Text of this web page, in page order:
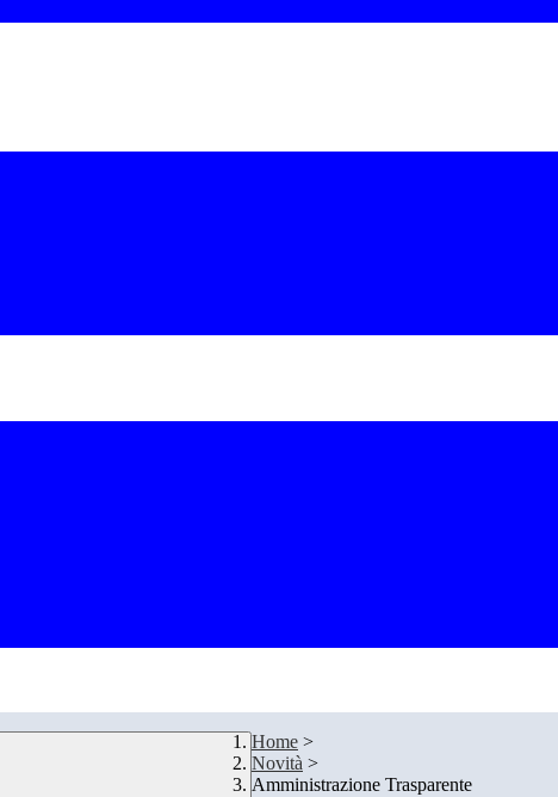
Home >
Novità >
Amministrazione Trasparente